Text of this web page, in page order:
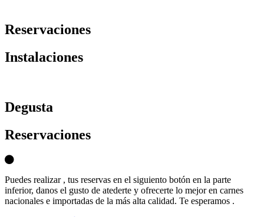
Reservaciones
Instalaciones
Degusta
Reservaciones
Puedes realizar , tus reservas en el siguiento botón en la parte
inferior, danos el gusto de atederte y ofrecerte lo mejor en carnes
nacionales e importadas de la más alta calidad. Te esperamos .